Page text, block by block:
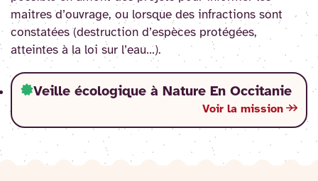
maitres d’ouvrage, ou lorsque des infractions sont
constatées (destruction d’espèces protégées,
atteintes à la loi sur l’eau…).
Veille écologique à Nature En Occitanie
Voir la mission